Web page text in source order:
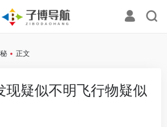
• 正文
现疑似不明飞行物疑似